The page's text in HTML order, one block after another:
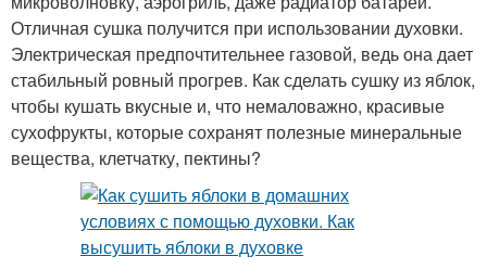
Отличная сушка получится при использовании духовки.
Электрическая предпочтительнее газовой, ведь она дает
стабильный ровный прогрев. Как сделать сушку из яблок,
чтобы кушать вкусные и, что немаловажно, красивые
сухофрукты, которые сохранят полезные минеральные
вещества, клетчатку, пектины?